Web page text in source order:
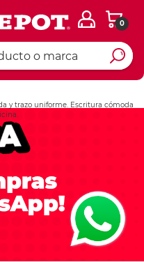
0
y trazo uniforme. Escritura cómoda
Ingresar Codigo